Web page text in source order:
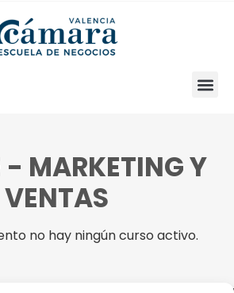
- MARKETING Y
VENTAS
no hay ningún curso activo.